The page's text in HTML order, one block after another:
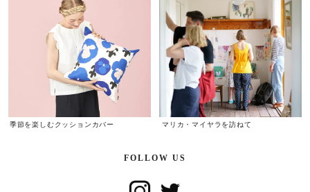
季節を楽しむクッションカバー マリカ・マイヤラを訪ねて
FOLLOW US